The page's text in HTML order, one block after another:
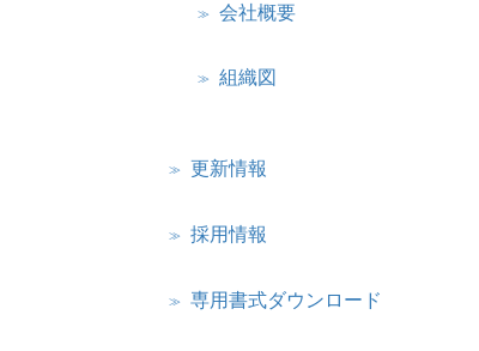
会社概要
組織図
更新情報
採用情報
専用書式ダウンロード